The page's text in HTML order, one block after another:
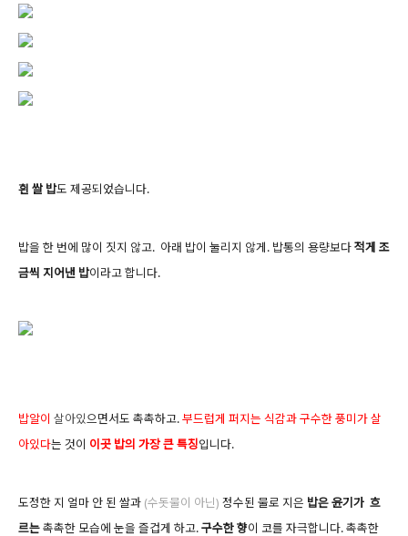
흰 쌀 밥도 제공되었습니다.
밥을 한 번에 많이 짓지 않고. 아래 밥이 눌리지 않게. 밥통의 용량보다적게 조
금씩 지어낸 밥이라고 합니다.
밥알이 살아있으면서도 촉촉하고.부드럽게 퍼지는 식감과 구수한 풍미가 살
아있다는 것이 이곳 밥의 가장 큰 특징입니다.
도정한 지 얼마 안 된 쌀과 (수돗물이 아닌) 정수된 물로 지은 밥은 윤기가 흐
르는촉촉한 모습에 눈을 즐겁게 하고.구수한 향이 코를 자극합니다. 촉촉한